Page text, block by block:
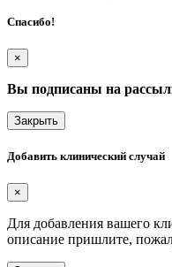
Спасибо!
×
Вы подписаны на
Закрыть
Добавить клинический случай
×
Для добавления вашего
описание пришлите,